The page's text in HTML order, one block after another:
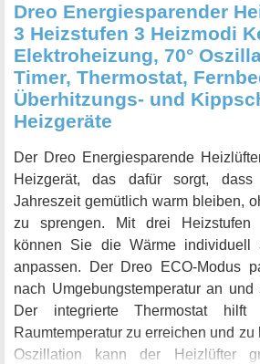
Dreo Energiesparender
3 Heizstufen 3 Heizmodi
Elektroheizung, 70°
Timer, Thermostat,
Überhitzungs- und
Heizgeräte
Der Dreo Energiesparende
Heizgerät, das dafür sorgt,
Jahreszeit gemütlich warm bleiben,
zu sprengen. Mit drei
können Sie die Wärme individuell
anpassen. Der Dreo ECO-Modus
nach Umgebungstemperatur an und
Der integrierte Thermostat
Raumtemperatur zu erreichen und zu
Oszillation kann der Heizlüfter